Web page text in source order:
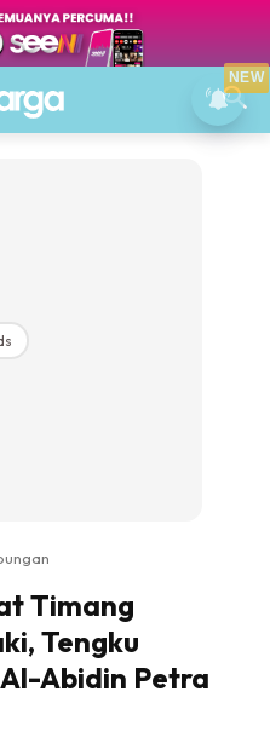
Timang
Tengku
Abidin Petra
NEW